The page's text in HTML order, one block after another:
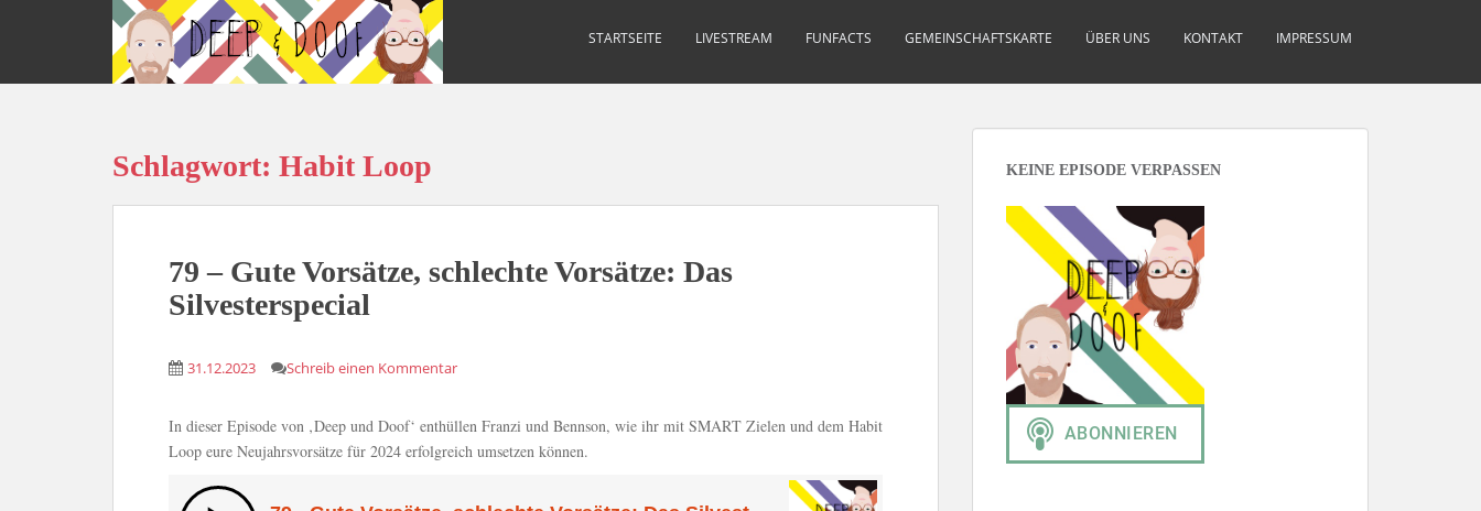
p
STARTSEITE LIVESTREAM FUNFACTS GEMEINSCHAFTSKARTE ÜBER UNS KONTAKT IMPRESSUM
Schlagwort: Habit Loop
79 – Gute Vorsätze, schlechte Vorsätze: Das
Silvesterspecial
31.12.2023 Schreib einen Kommentar
In dieser Episode von ‚Deep und Doof‘ enthüllen Franzi und Bennson, wie ihr mit SMART Zielen und dem Habit
Loop eure Neujahrsvorsätze für 2024 erfolgreich umsetzen können.
KEINE EPISODE VERPASSEN